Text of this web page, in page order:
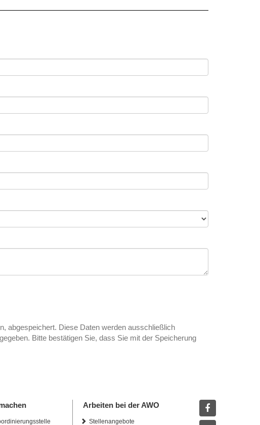
abgespeichert. Diese Daten werden ausschließlich
Bitte bestätigen Sie, dass Sie mit der Speicherung
Arbeiten bei der AWO
Stellenangebote